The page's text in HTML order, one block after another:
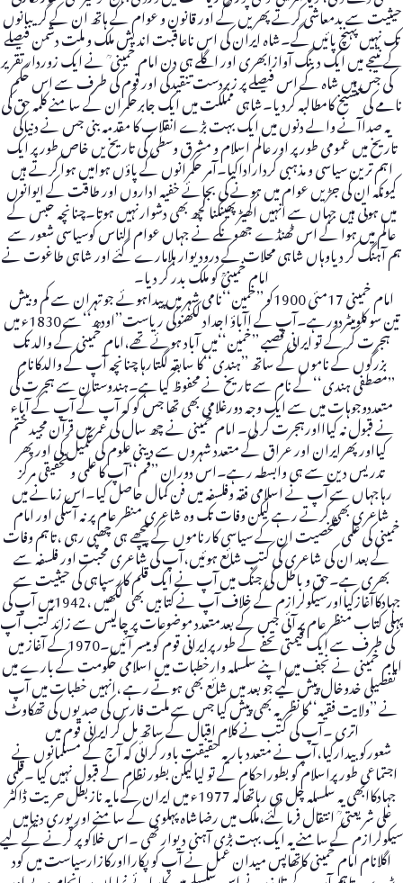
حیثیت سے بدمعاشی کرتے پھریں گے اور قانون و عوام کے ہاتھ ان کے گریبانوں
تک نہیں پہنچ پائیں گے۔شاہ ایران کی اس ناعاقبت اندیش ملک و ملت دشمن فیصلے
کے نتیجے میں ایک دبنگ آوازابھری اور اگلے ہی دن امام خمینی ؒ نے ایک زوردار تقریر
کی جس میں شاہ کے اس فیصلے پر زبردست تنقیدکی اور قوم کی طرف سے اس حکم
نامے کی تنسیخ کامطالبہ کردیا۔شاہی مملکت میں ایک جابرحکمران کے سامنے کلمہ حق کی
یہ صداآنے والے دنوں میں ایک بہت بڑے انقلاب کا مقدمہ بنی جس نے دنیاکی
تاریخ میں عمومی طور پر اور عالم اسلام و مشرق وسطی کی تاریخ یں خاص طور پر ایک
اہم ترین سیاسی و مذہبی کرداراداکیا۔آمر حکمرانوں کے پاؤں ہوامیں ہوا کرتے ہیں
کیونکہ ان کی جڑیں عوام میں ہونے کی بجائے خفیہ اداروں اور طاقت کے ایوانوں
میں ہوتی ہیں جہاں سے انہیں اکھیڑ پھینکنا کچھ بھی دشوارنہیں ہوتا۔چنانچہ حبس کے
عالم میں ہوا کے اس ٹھنڈے جھونکے نے جہاں عوام الناس کوسیاسی شعور سے
ہم آہنگ کر دیاوہاں شاہی محلات کے درودیوار ہلامارے گئے اور شاہی طاغوت نے
امام خمینیؒ کو ملک بدر کر دیا۔
امام خمینی 17مئی 1900کو ’’خمین‘‘نامی شہر میں پیداہوئے جو تہران سے کم و بیش
تین سو کلومیٹردورہے۔آپ کے اآباؤ اجداد لکھنوکی ریاست’’اودھ‘‘سے 1830ء میں
ہجرت کر کے تو ایرانی قصبے ’’خمین‘‘میں آباد ہوئے تھے،امام خمینی کے والد تک
بزرگوں کے ناموں کے ساتھ ’’ہندی‘‘کا سابقہ لگتارہا چنانچہ آپ کے والدکانام
’’مصطفی ہندی‘‘کے نام سے تاریخ نے محفوظ کیاہے۔ہندوستان سے ہجرت کی
متعددوجوہات میں سے ایک وجہ دورغلامی بھی تھا جس کو کہ آپ کے آپ کے آباء
نے قبول نہ کیاااورہجرت کر لی۔ امام خمینی نے چھ سال کی عمر میں قرآن مجید ختم
کیااورپھرایران اور عراق کے متعدد شہروں سے دینی علوم کی تکمیل کی اور پھر
تدریس دین سے ہی وابسطہ رہے۔اس دوران ’’قم‘‘آپ کا علمی و تحقیقی مرکز
رہاجہاں سے آپ نے اسلامی فقہ وفلسفہ میں فن کمال حاصل کیا۔اس زمانے میں
شاعری بھی کرتے رہے لیکن وفات تک وہ شاعری منظر عام پر نہ آسکی اور امام
خمینی کی علمی شخصیت ان کے سیاسی کارناموں کے پیچھے ہی چھپی رہی ،تاہم وفات
کے بعد ان کی شاعری کی کتب شائع ہوئیں،آپ کی شاعری محبت اور فلسفہ سے
بھری ہے۔حق و باطل کی جنگ میں آپ نے ایک قلم کار سپاہی کی حیثیت سے
جہادکاآغازکیااورسیکولرازم کے خلاف آپ نے کتابیں بھی لکھیں ،1942میں آپ کی
پہلی کتاب منظر عام پر آئی جس کے بعدمتعدد موضوعات پر چالیس سے زائد کتب آپ
کی طرف سے ایک قیمتی تحفے کے طورپرایرانی قوم کو میسر آئیں۔1970کے آغاز میں
امام خمینی نے نجف میں اپنے سلسلہ وارخطبات میں اسلامی حکومت کے بارے میں
تفصیلی خدوخال پیش کیے جو بعد میں شائع بھی ہوتے رہے ،انہیں خطبات میں آپ
نے ’’ولایت فقیہ‘‘کا نظریہ بھی پیش کیا جس سے ملت فارس کی صدیوں کی تھکاوٹ
اتری ۔آپ کی کتب نے کلام اقبال کے ساتھ مل کر ایرانی قوم میں
شعورکوبیدارکیا،آپ نے متعدد بار یہ حقیقت باور کرائی کہ آج کے مسلمانوں نے
اجتماعی طورپراسلام کو بطوراحکام کے تو لیالیکن بطور نظام کے قبول نہیں کیا ۔قلمی
جہادکاابھی یہ سلسلہ چل ہی رہاتھاکہ 1977ء میں ایران کے مایہ نازبطل حریت ڈاکٹر
علی شریعتی ؒ انتقال فرما گئے،ملک میں رضاشاہ پہلوی کے سامنے اور پوری دنیامیں
سیکولرازم کے سامنے یہ ایک بہت بڑی آہنی دیوار تھی ۔اس خلاکو پر کرنے کے لیے
اگلانام امام خمینی کاتھاپس میدان عمل نے آپ کو پکارااورکازارسیاست میں کود